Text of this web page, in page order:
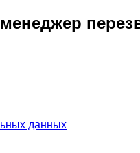
данных